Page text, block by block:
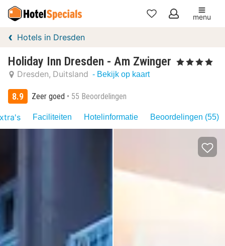
Mijn
menu
Hotels in Dresden
Holiday Inn Dresden - Am Zwinger , 4 Sterren
Dresden Duitsland - Bekijk op kaart
8.9 Zeer goed 55 Beoordelingen
Faciliteiten Hotelinformatie Beoordelingen (55)